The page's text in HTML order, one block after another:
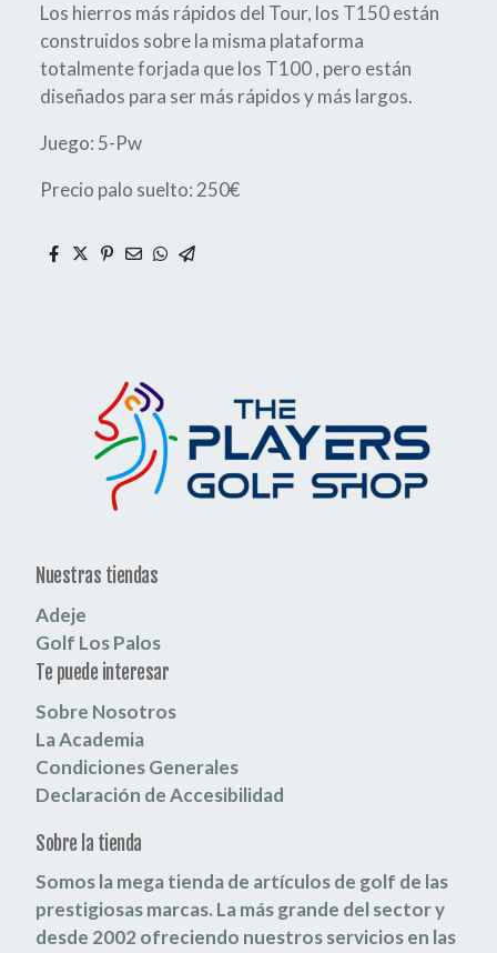
Los hierros más rápidos del Tour, los T150 están
construidos sobre la misma plataforma
totalmente forjada que los T100 , pero están
diseñados para ser más rápidos y más largos.
Juego: 5-Pw
Precio palo suelto: 250€
Nuestras tiendas
Adeje
Golf Los Palos
Te puede interesar
Sobre Nosotros
La Academia
Condiciones Generales
Declaración de Accesibilidad
Sobre la tienda
Somos la mega tienda de artículos de golf de las
prestigiosas marcas. La más grande del sector y
desde 2002 ofreciendo nuestros servicios en las